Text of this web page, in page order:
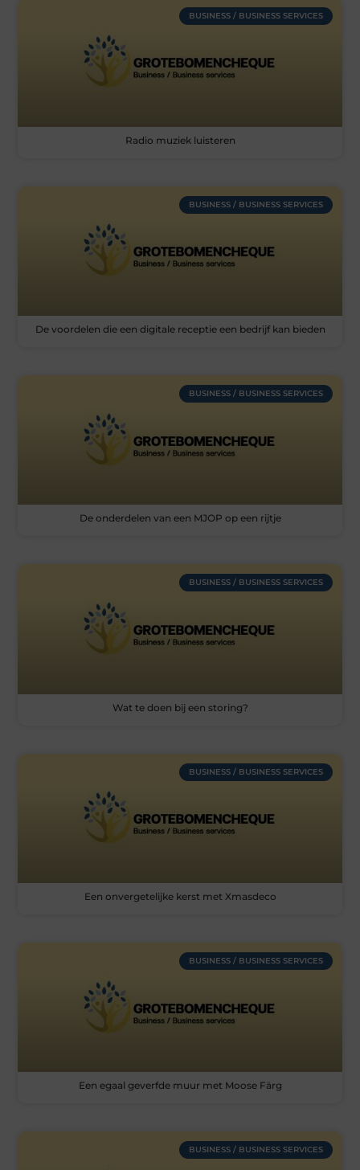
BUSINESS / BUSINESS SERVICES
Radio muziek luisteren
BUSINESS / BUSINESS SERVICES
De voordelen die een digitale receptie een bedrijf kan bieden
BUSINESS / BUSINESS SERVICES
De onderdelen van een MJOP op een rijtje
BUSINESS / BUSINESS SERVICES
Wat te doen bij een storing?
BUSINESS / BUSINESS SERVICES
Een onvergetelijke kerst met Xmasdeco
BUSINESS / BUSINESS SERVICES
Een egaal geverfde muur met Moose Färg
BUSINESS / BUSINESS SERVICES